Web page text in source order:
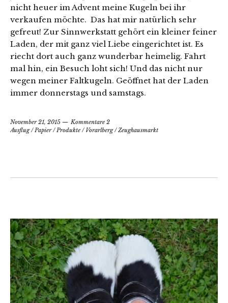
nicht heuer im Advent meine Kugeln bei ihr
verkaufen möchte. Das hat mir natürlich sehr
gefreut! Zur Sinnwerkstatt gehört ein kleiner feiner
Laden, der mit ganz viel Liebe eingerichtet ist. Es
riecht dort auch ganz wunderbar heimelig. Fahrt
mal hin, ein Besuch loht sich! Und das nicht nur
wegen meiner Faltkugeln. Geöffnet hat der Laden
immer donnerstags und samstags.
November 21, 2015
Kommentare 2
Ausflug/ Papier/ Produkte / Vorarlberg/Zeughausmarkt